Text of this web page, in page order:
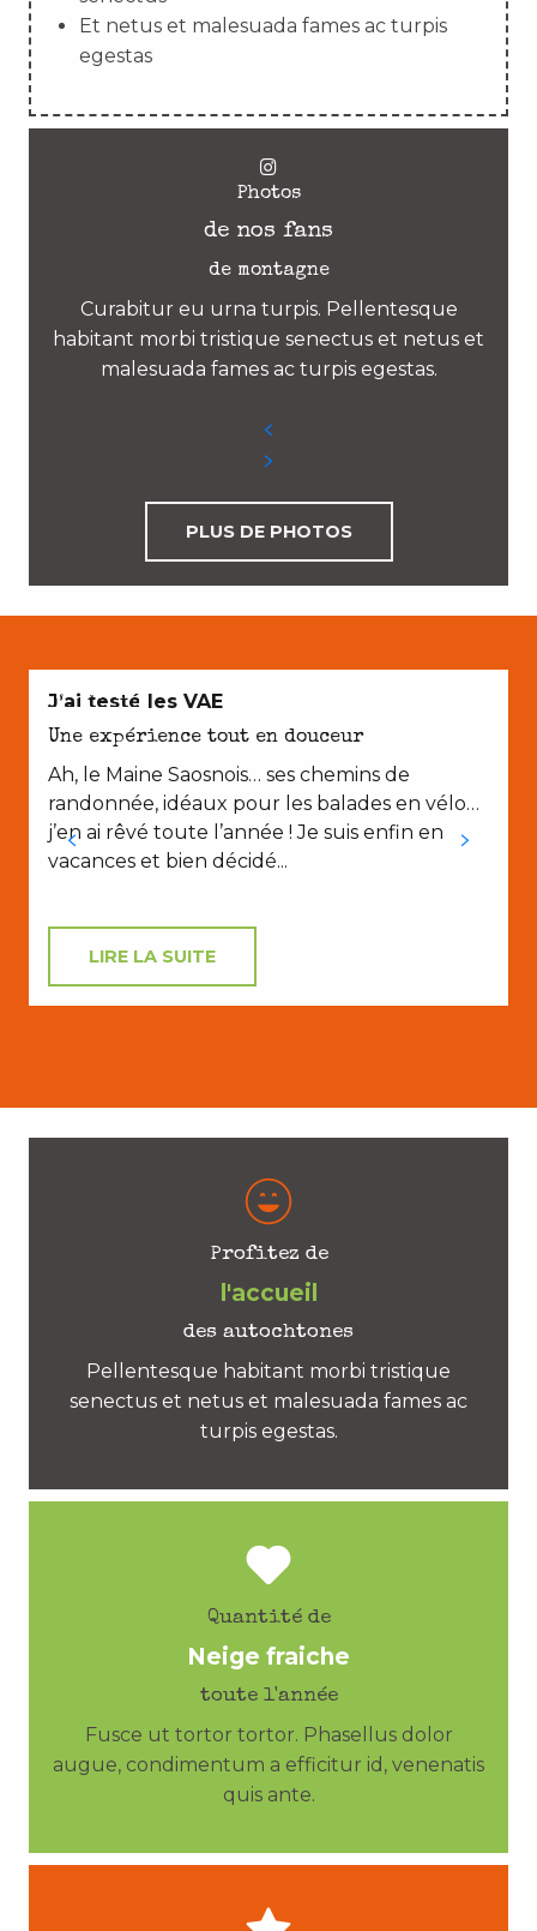
Et netus et malesuada fames ac turpis
egestas
Photos
de nos fans
de montagne
Curabitur eu urna turpis. Pellentesque
habitant morbi tristique senectus et netus et
malesuada fames ac turpis egestas.
PLUS DE PHOTOS
EN COUPLE
J’ai testé les VAE
Une expérience tout en douceur
Ah, le Maine Saosnois… ses chemins de
randonnée, idéaux pour les balades en vélo…
j’en ai rêvé toute l’année ! Je suis enfin en
vacances et bien décidé...
LIRE LA SUITE
Profitez de
l'accueil
des autochtones
Pellentesque habitant morbi tristique
senectus et netus et malesuada fames ac
turpis egestas.
Quantité de
Neige fraiche
toute l'année
Fusce ut tortor tortor. Phasellus dolor
augue, condimentum a efficitur id, venenatis
quis ante.